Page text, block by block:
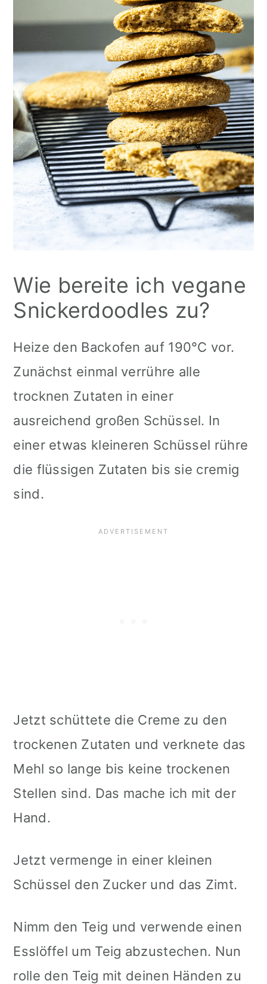
Wie bereite ich vegane
Snickerdoodles zu?
Heize den Backofen auf 190°C vor.
Zunächst einmal verrühre alle
trocknen Zutaten in einer
ausreichend großen Schüssel. In
einer etwas kleineren Schüssel rühre
die flüssigen Zutaten bis sie cremig
sind.
Jetzt schüttete die Creme zu den
trockenen Zutaten und verknete das
Mehl so lange bis keine trockenen
Stellen sind. Das mache ich mit der
Hand.
Jetzt vermenge in einer kleinen
Schüssel den Zucker und das Zimt.
Nimm den Teig und verwende einen
Esslöffel um Teig abzustechen. Nun
rolle den Teig mit deinen Händen zu